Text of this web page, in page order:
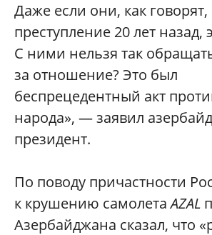
Даже если они, как
преступление 20 лет назад,
С ними нельзя так
за отношение? Это был
беспрецедентный акт
народа», — заявил
президент.
По поводу причастности
к крушению самолетаAZAL
Азербайджана сказал, что